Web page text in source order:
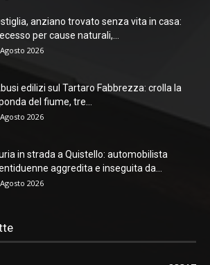
anziano trovato senza vita in casa:
per cause naturali,...
2026
edilizi sul Tartaro Fabbrezza: crolla la
del fiume, tre...
2026
in strada a Quistello: automobilista
aggredita e inseguita da...
2026